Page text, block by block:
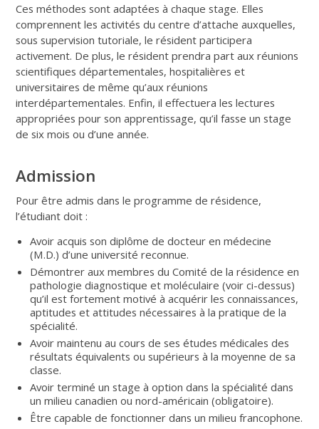
Ces méthodes sont adaptées à chaque stage. Elles
comprennent les activités du centre d’attache auxquelles,
sous supervision tutoriale, le résident participera
activement. De plus, le résident prendra part aux réunions
scientifiques départementales, hospitalières et
universitaires de même qu’aux réunions
interdépartementales. Enfin, il effectuera les lectures
appropriées pour son apprentissage, qu’il fasse un stage
de six mois ou d’une année.
Admission
Pour être admis dans le programme de résidence,
l’étudiant doit :
Avoir acquis son diplôme de docteur en médecine
(M.D.) d’une université reconnue.
Démontrer aux membres du Comité de la résidence en
pathologie diagnostique et moléculaire (voir ci-dessus)
qu’il est fortement motivé à acquérir les connaissances,
aptitudes et attitudes nécessaires à la pratique de la
spécialité.
Avoir maintenu au cours de ses études médicales des
résultats équivalents ou supérieurs à la moyenne de sa
classe.
Avoir terminé un stage à option dans la spécialité dans
un milieu canadien ou nord-américain (obligatoire).
Être capable de fonctionner dans un milieu francophone.